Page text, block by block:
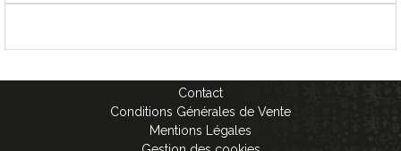
Contact
Conditions Générales de Vente
Mentions Légales